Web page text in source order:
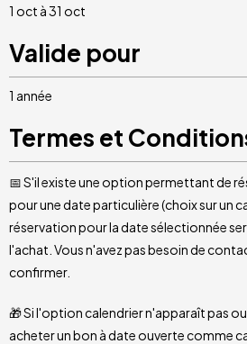
1 oct à 31 oct
Valide pour
1 année
Termes et
📅 S'il existe une option permettant de
pour une date particulière (choix sur un
réservation pour la date sélectionnée
l'achat. Vous n'avez pas besoin de
confirmer.
🎁 Si l'option calendrier n'apparaît pas
acheter un bon à date ouverte comme